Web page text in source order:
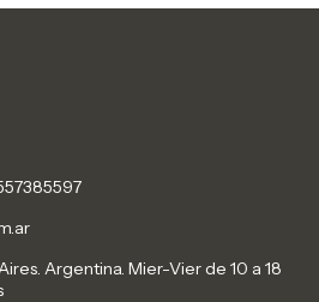
Argentina. Mier-Vier de 10 a 18